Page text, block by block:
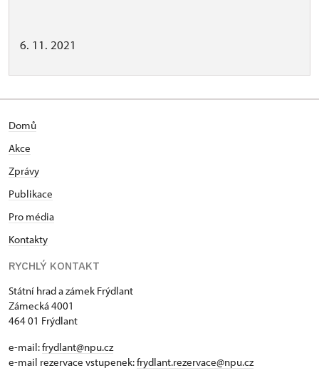
6. 11. 2021
Domů
Akce
Zprávy
Publikace
Pro média
Kontakty
RYCHLÝ KONTAKT
Státní hrad a zámek Frýdlant
Zámecká 4001
464 01 Frýdlant
e-mail:frydlant@npu.cz
e-mail rezervace vstupenek:frydlant.rezervace@npu.cz